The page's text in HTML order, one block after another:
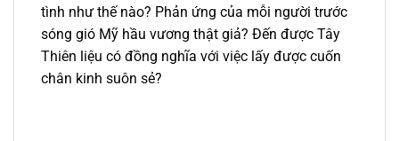
tình như thế nào? Phản ứng của mỗi người trước
sóng gió Mỹ hầu vương thật giả? Đến được Tây
Thiên liệu có đồng nghĩa với việc lấy được cuốn
chân kinh suôn sẻ?